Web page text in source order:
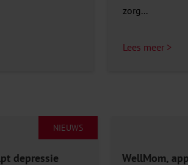
zorg...
Lees meer >
NIEUWS
depressie
WellMom,